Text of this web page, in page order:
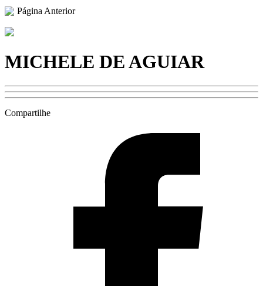
Página Anterior
MICHELE DE AGUIAR
Compartilhe